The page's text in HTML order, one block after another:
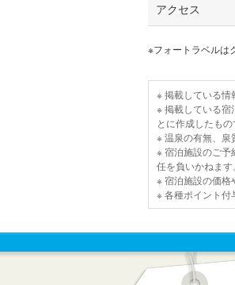
アクセス
※フォートラベルは
※ 掲載している情
※ 掲載している宿
とに作成したもの
※ 温泉の有無、泉
※ 宿泊施設のご予
任を負いかねます。
※ 宿泊施設の価格
※ 各種ポイント付